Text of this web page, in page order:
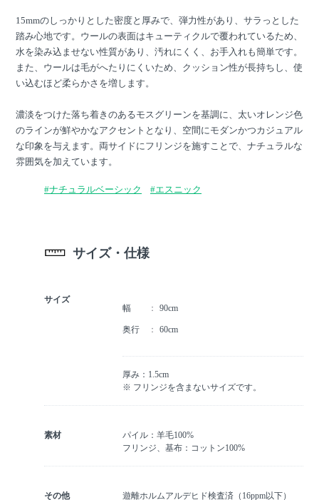
15mmのしっかりとした密度と厚みで、弾力性があり、サラっとした
踏み心地です。ウールの表面はキューティクルで覆われているため、
水を染み込ませない性質があり、汚れにくく、お手入れも簡単です。
また、ウールは毛がへたりにくいため、クッション性が長持ちし、使
い込むほど柔らかさを増します。
濃淡をつけた落ち着きのあるモスグリーンを基調に、太いオレンジ色
のラインが鮮やかなアクセントとなり、空間にモダンかつカジュアル
な印象を与えます。両サイドにフリンジを施すことで、ナチュラルな
雰囲気を加えています。
#ナチュラルベーシック #エスニック
サイズ・仕様
サイズ
幅
90cm
奥行 60cm
厚み：1.5cm
※ フリンジを含まないサイズです。
素材
パイル：羊毛100%
フリンジ、基布：コットン100%
その他 遊離ホルムアルデヒド検査済（16ppm以下）